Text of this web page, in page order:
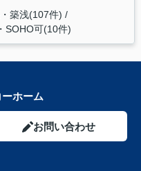
築浅(107件)
SOHO可(10件)
ホーム
お問い合わせ